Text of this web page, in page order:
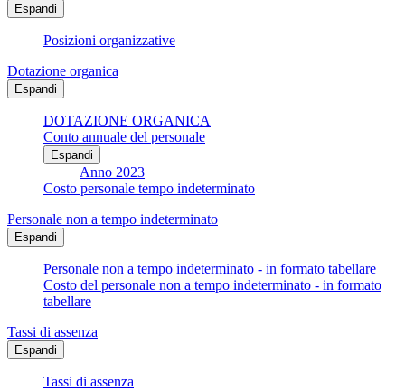
Espandi
Posizioni organizzative
Dotazione organica
Espandi
DOTAZIONE ORGANICA
Conto annuale del personale
Espandi
Anno 2023
Costo personale tempo indeterminato
Personale non a tempo indeterminato
Espandi
Personale non a tempo indeterminato - in formato tabellare
Costo del personale non a tempo indeterminato - in formato
tabellare
Tassi di assenza
Espandi
Tassi di assenza